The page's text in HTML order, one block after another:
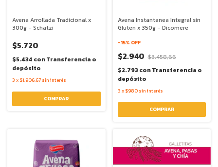
Avena Arrollada Tradicional x
300g - Schatzi
$5.720
$5.434 conTransferencia o
depósito
3 x $1.906,67 sin interés
Avena Instantanea Integral sin
Gluten x 350g - Dicomere
-15% OFF
$2.940 $3.458,66
$2.793conTransferencia o
depósito
3 x $980 sin interés